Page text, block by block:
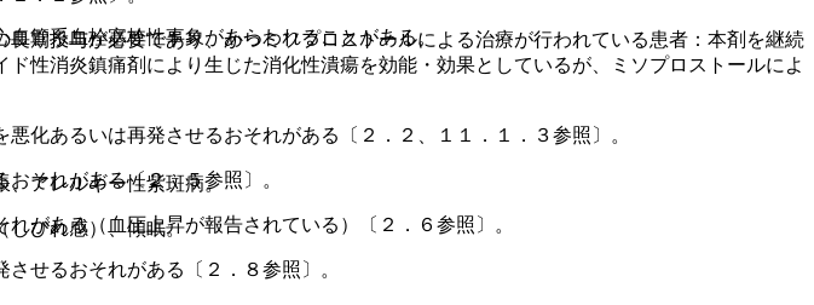
期投与が必要であり、かつミソプロストールによる治療が行われている患者：本剤を継続
性消炎鎮痛剤により生じた消化性潰瘍を効能・効果としているが、ミソプロストールによ
化あるいは再発させるおそれがある〔２．２、１１．１．３参照〕。
それがある〔２．５参照〕。
がある（血圧上昇が報告されている）〔２．６参照〕。
せるおそれがある〔２．８参照〕。
管系血栓塞栓性事象があらわれることがある。
アレルギー性紫斑病。
しびれ感）、傾眠。